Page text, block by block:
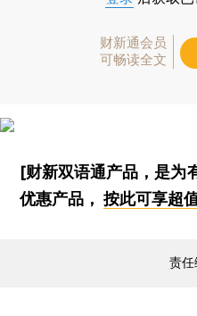
财新通会员
可畅读全文
[财新双语通产品，是为
优惠产品，按此可享超
责